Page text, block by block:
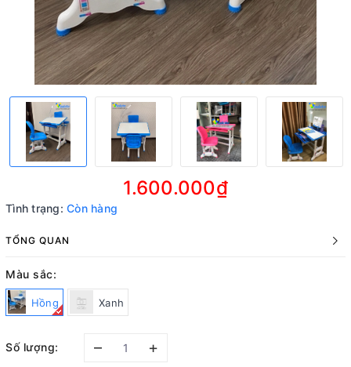
1.600.000₫
Tình trạng: Còn hàng
TỔNG QUAN
Màu sắc:
Hồng Xanh
Số lượng: – +